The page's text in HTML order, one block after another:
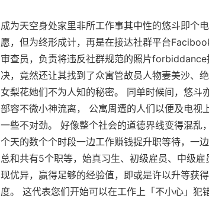
成为天空身处家里非所工作事其中性的悠斗即个
愿，但为终形成计，再是在接达社群平台
审查员，负责将违反社群规范的照片
决，竟然还让其找到了众寓管故员人物妻美沙、
女梨花她们不为人知的秘密。 同单时候间，悠斗
部容不微小神流离， 公寓周遭的人们以便及电视
一些不对劲。 好像整个社会的道德界线变得混
个天的数个个时段一边工作赚钱提升职等待，一
总和共有5个职等，始真习生、初级雇员、中级
现优异，赢得足够的经验值，即或是许以升等获
度。 这代表您们开始可以在工作上「不小心」犯